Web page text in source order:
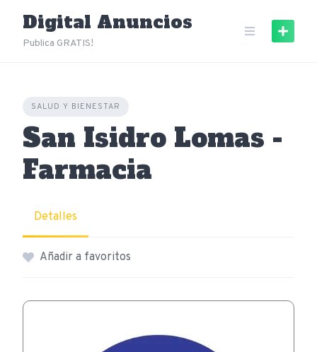
content
Digital Anuncios
Publica GRATIS!
SALUD Y BIENESTAR
San Isidro Lomas -
Farmacia
Detalles
Añadir a favoritos